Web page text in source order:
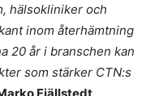
hälsokliniker och
inom återhämtning
20 år i branschen kan
som stärker CTN:s